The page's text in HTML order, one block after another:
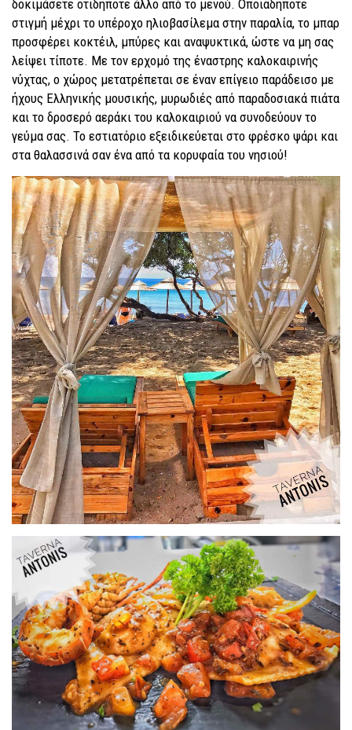
δοκιμάσετε οτιδήποτε άλλο από το μενού. Οποιαδήποτε
στιγμή μέχρι το υπέροχο ηλιοβασίλεμα στην παραλία, το μπαρ
προσφέρει κοκτέιλ, μπύρες και αναψυκτικά, ώστε να μη σας
λείψει τίποτε. Με τον ερχομό της έναστρης καλοκαιρινής
νύχτας, ο χώρος μετατρέπεται σε έναν επίγειο παράδεισο με
ήχους Ελληνικής μουσικής, μυρωδιές από παραδοσιακά πιάτα
και το δροσερό αεράκι του καλοκαιριού να συνοδεύουν το
γεύμα σας. Το εστιατόριο εξειδικεύεται στο φρέσκο ψάρι και
στα θαλασσινά σαν ένα από τα κορυφαία του νησιού!